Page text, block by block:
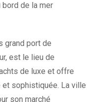
bord de la mer
grand port de
est le lieu de
de luxe et offre
sophistiquée. La ville
son marché